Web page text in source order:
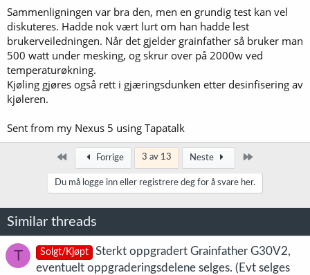
Vil anbefale de som er intressert i en grundig test å se på denne.
Han brygger helt likt oppskrift på en Grainfather og Speidel 20, og
begge maskinen kan helt sikkert brygge mye bedre når du har brukt
de noen ganger, men du får en godt innblikk i hvilke utfordringer du
vil møte på og hvilke prossesser som kan forbedres.
Forskjellene på kvalitetet av ølet som ble produsert i de to
forskjellige er enda ikke testet da part3 ble publisert for 5 dager
Sammenligningen var bra den, men en grundig test kan vel
diskuteres. Hadde nok vært lurt om han hadde lest
brukerveiledningen. Når det gjelder grainfather så bruker man
500 watt under mesking, og skrur over på 2000w ved
temperaturøkning.
Kjøling gjøres også rett i gjæringsdunken etter desinfisering av
kjøleren.
Sent from my Nexus 5 using Tapatalk
Først Forrige 3 av 13 Neste
Du må logge inn eller registrere deg for å svare her.
Similar threads
T Solgt/Kjøpt
Sterkt oppgradert Grainfather G30V2,
eventuelt oppgraderingsdelene selges. (Evt selges